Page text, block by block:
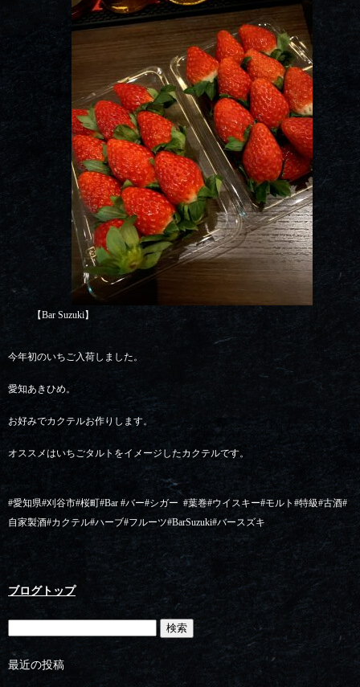
【Bar Suzuki】
今年初のいちご入荷しました。
愛知あきひめ。
お好みでカクテルお作りします。
オススメはいちごタルトをイメージしたカクテルです。
#愛知県#刈谷市#桜町#Bar #バー#シガー #葉巻#ウイスキー#モルト#特級#古酒#
自家製酒#カクテル#ハーブ#フルーツ#BarSuzuki#バースズキ
ブログトップ
最近の投稿